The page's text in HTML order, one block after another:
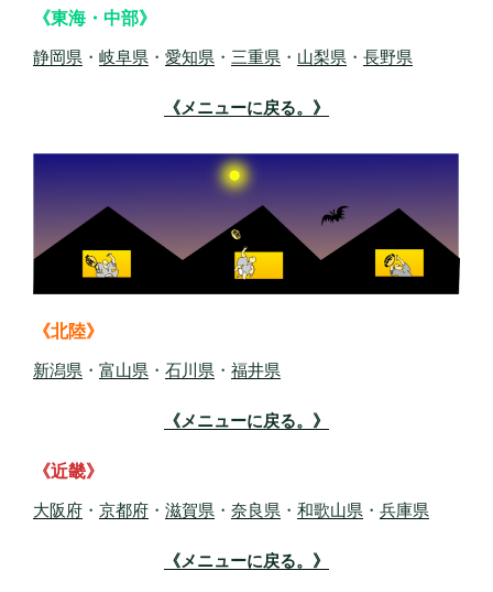
《東海・中部》
静岡県 ・ 岐阜県 ・ 愛知県 ・ 三重県 ・ 山梨県 ・ 長野県
《メニューに戻る。》
《北陸》
新潟県 ・ 富山県 ・ 石川県 ・ 福井県
《メニューに戻る。》
《近畿》
大阪府 ・ 京都府 ・ 滋賀県 ・ 奈良県 ・ 和歌山県 ・ 兵庫県
《メニューに戻る。》